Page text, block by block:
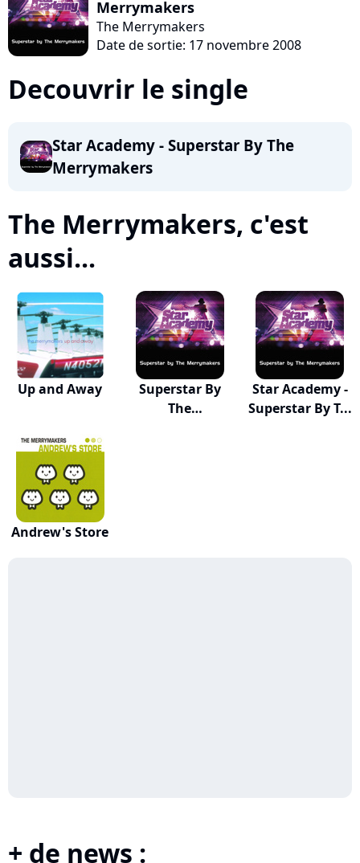
Merrymakers
The Merrymakers
Date de sortie: 17 novembre 2008
Decouvrir le single
Star Academy - Superstar By The
Merrymakers
The Merrymakers, c'est
aussi...
Up and Away
Superstar By
The
Star Academy -
Superstar By T...
Andrew's Store
+ de news :